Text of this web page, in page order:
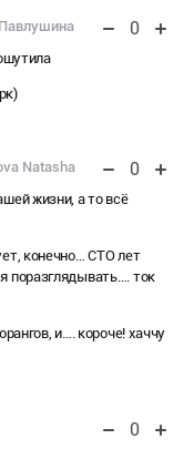
0
Natasha 0
жизни, а то всё
конечно… СТО лет
поразглядывать…. ток
и…. короче! хаччу
0